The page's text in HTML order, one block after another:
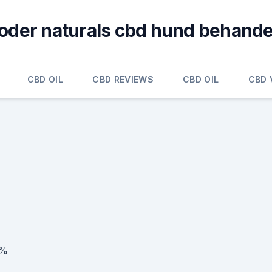
naturals cbd hund
CBD OIL CBD REVIEWS CBD OIL CBD